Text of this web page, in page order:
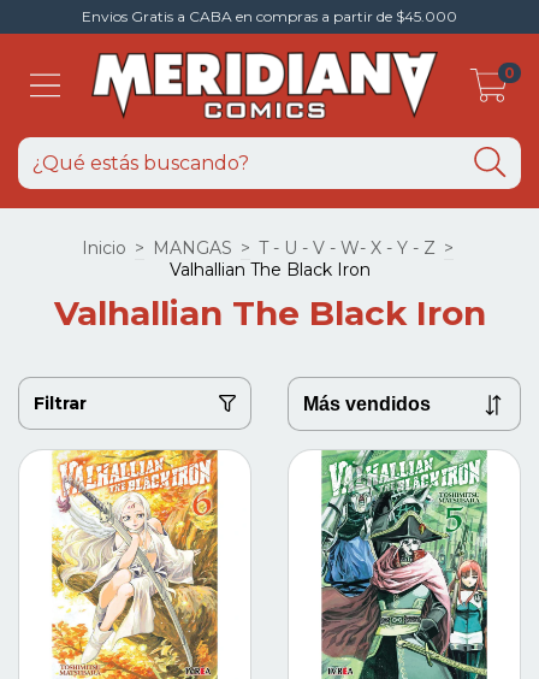
Envios Gratis a CABA en compras a partir de $45.000
0
Inicio > MANGAS > T - U - V - W- X - Y - Z >
Valhallian The Black Iron
Valhallian The Black Iron
Filtrar